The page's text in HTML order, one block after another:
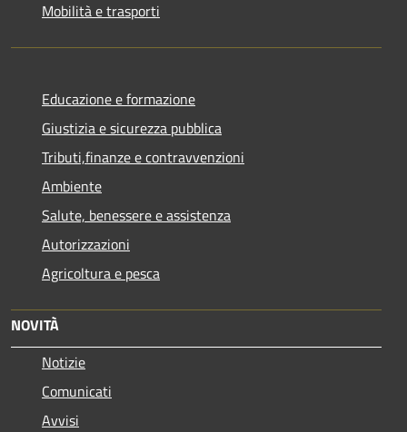
Mobilità e trasporti
Educazione e formazione
Giustizia e sicurezza pubblica
Tributi,finanze e contravvenzioni
Ambiente
Salute, benessere e assistenza
Autorizzazioni
Agricoltura e pesca
NOVITÀ
Notizie
Comunicati
Avvisi